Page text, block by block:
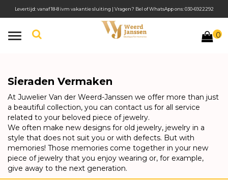
Toggle
0
Levertijd: vanaf 18-8 ivm vakantie sluiting | Vragen? Bel of WhatsApp ons: 030-6922292
Sieraden Vermaken
At Juwelier Van der Weerd-Janssen we offer more than just
a beautiful collection, you can contact us for all service
related to your beloved piece of jewelry.
We often make new designs for old jewelry, jewelry in a
style that does not suit you or with defects. But with
memories! Those memories come together in your new
piece of jewelry that you enjoy wearing or, for example,
give away to the next generation.